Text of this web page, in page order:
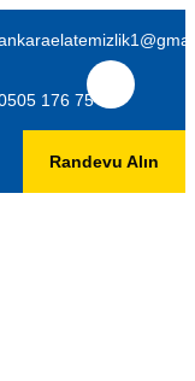
176 75 06
Randevu Alın